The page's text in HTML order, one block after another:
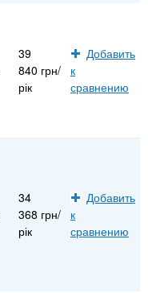
39
840 грн/
рік
Добавить
к
сравнению
34
368 грн/
рік
Добавить
к
сравнению